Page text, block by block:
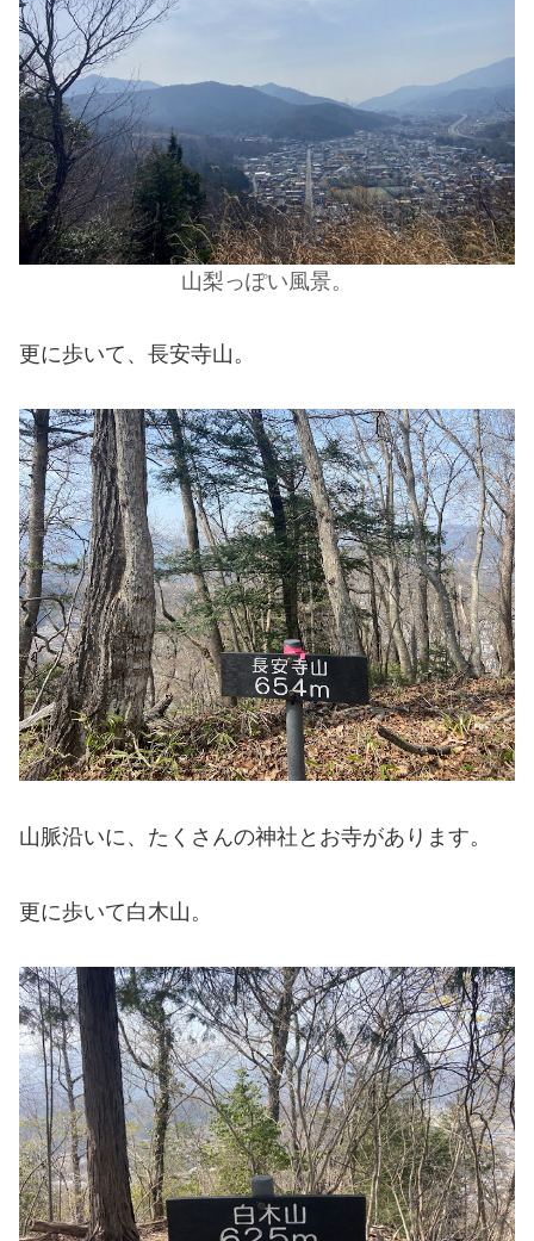
山梨っぽい風景。
更に歩いて、長安寺山。
山脈沿いに、たくさんの神社とお寺があります。
更に歩いて白木山。